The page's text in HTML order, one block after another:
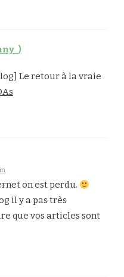
Le retour à la vraie
on est perdu.
il y a pas très
que vos articles sont